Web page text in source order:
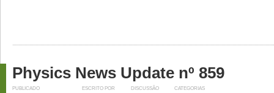
Physics News Update nº 859
PUBLICADO ESCRITO POR DISCUSSÃO CATEGORIAS